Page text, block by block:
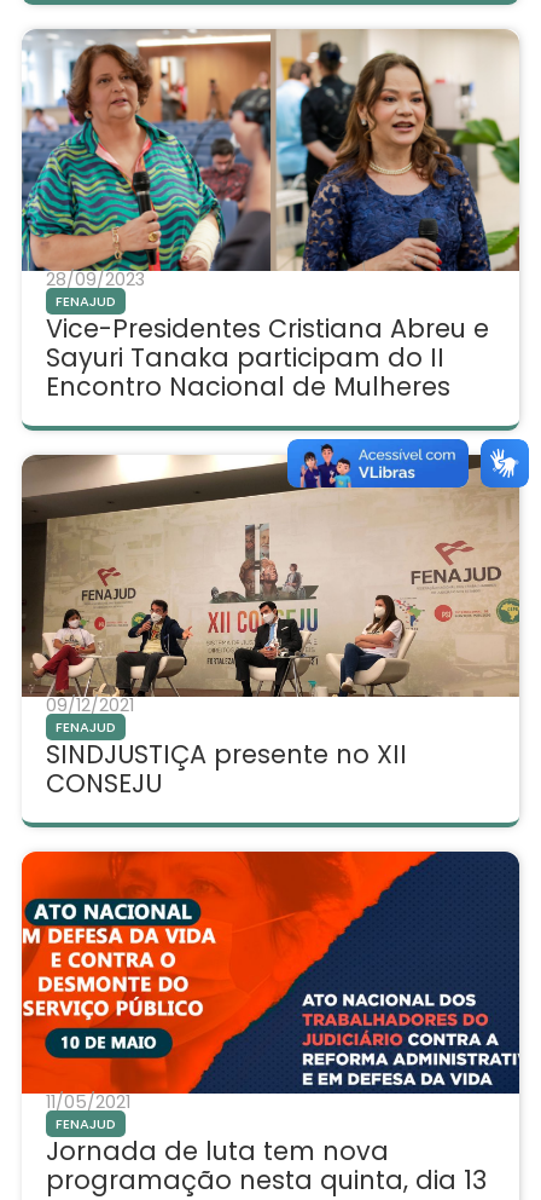
28/09/2023
FENAJUD
Vice-Presidentes Cristiana Abreu e
Sayuri Tanaka participam do II
Encontro Nacional de Mulheres
09/12/2021
FENAJUD
SINDJUSTIÇA presente no XII
CONSEJU
11/05/2021
FENAJUD
Jornada de luta tem nova
programação nesta quinta, dia 13